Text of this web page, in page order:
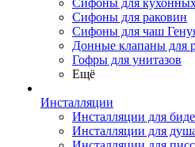
Сифоны для
Сифоны для раковин
Сифоны для чаш
Донные клапаны для
Гофры для унитазов
Ещё
Инсталляции
Инсталляции для биде
Инсталляции для